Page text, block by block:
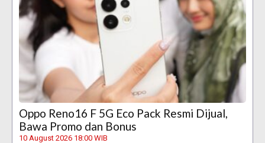
Oppo Reno16 F 5G Eco Pack Resmi Dijual,
Bawa Promo dan Bonus
10 August 2026 18:00 WIB